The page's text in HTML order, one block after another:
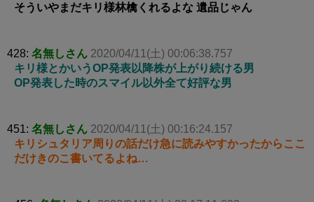
そういやまだキリ様林檎くれるよな 遺品じゃん
428: 名無しさん 2020/04/11(土) 00:06:38.757
キリ様とかいうOP発表以降株が上がり続ける男
OP発表した時のスマイル以外全て好評な男
451: 名無しさん 2020/04/11(土) 00:16:24.157
キリシュタリア周りの話だけ急に読みやすかったからここ
だけきのこ書いてるよね…